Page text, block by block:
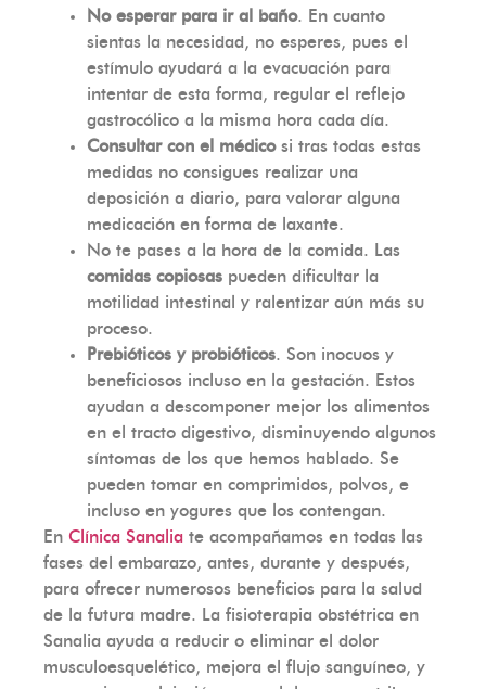
No esperar para ir al baño. En cuanto
sientas la necesidad, no esperes, pues el
estímulo ayudará a la evacuación para
intentar de esta forma, regular el reflejo
gastrocólico a la misma hora cada día.
Consultar con el médicosi tras todas estas
medidas no consigues realizar una
deposición a diario, para valorar alguna
medicación en forma de laxante.
No te pases a la hora de la comida. Las
comidas copiosas pueden dificultar la
motilidad intestinal y ralentizar aún más su
proceso.
Prebióticos y probióticos. Son inocuos y
beneficiosos incluso en la gestación. Estos
ayudan a descomponer mejor los alimentos
en el tracto digestivo, disminuyendo algunos
síntomas de los que hemos hablado. Se
pueden tomar en comprimidos, polvos, e
incluso en yogures que los contengan.
En Clínica Sanalia te acompañamos en todas las
fases del embarazo, antes, durante y después,
para ofrecer numerosos beneficios para la salud
de la futura madre. La fisioterapia obstétrica en
Sanalia ayuda a reducir o eliminar el dolor
musculoesquelético, mejora el flujo sanguíneo, y